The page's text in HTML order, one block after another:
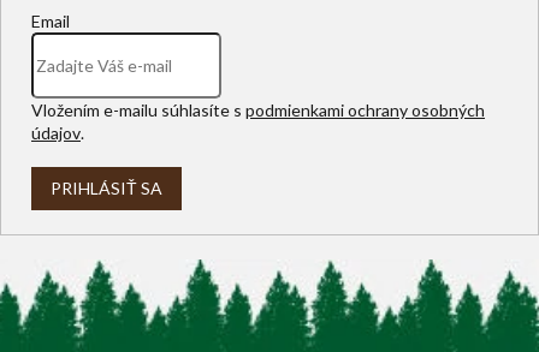
Email
Vložením e-mailu súhlasíte s podmienkami ochrany osobných
údajov.
PRIHLÁSIŤ SA
Z